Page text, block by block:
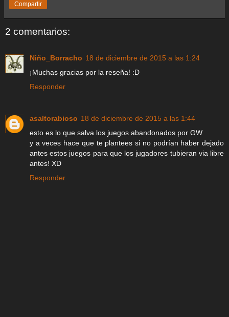
Compartir
2 comentarios:
Niño_Borracho 18 de diciembre de 2015 a las 1:24
¡Muchas gracias por la reseña! :D
Responder
asaltorabioso 18 de diciembre de 2015 a las 1:44
esto es lo que salva los juegos abandonados por GW
y a veces hace que te plantees si no podrían haber dejado
antes estos juegos para que los jugadores tubieran via libre
antes! XD
Responder